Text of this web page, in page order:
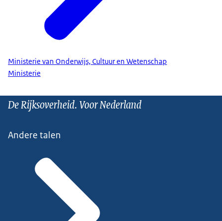
Ministerie van Onderwijs, Cultuur en Wetenschap
Ministerie
De Rijksoverheid. Voor Nederland
Andere talen